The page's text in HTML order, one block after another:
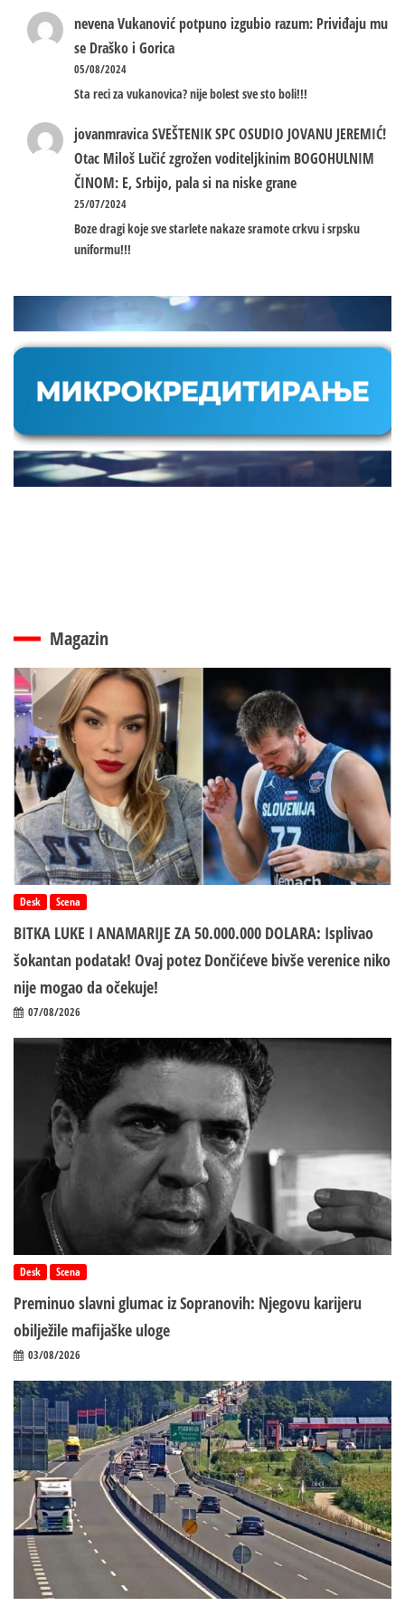
nevenaVukanović potpuno izgubio razum: Priviđaju mu
se Draško i Gorica
05/08/2024
Sta reci za vukanovica? nije bolest sve sto boli!!!
jovanmravicaSVEŠTENIK SPC OSUDIO JOVANU JEREMIĆ!
Otac Miloš Lučić zgrožen voditeljkinim BOGOHULNIM
ČINOM: E, Srbijo, pala si na niske grane
25/07/2024
Boze dragi koje sve starlete nakaze sramote crkvu i srpsku
uniformu!!!
Magazin
Desk Scena
BITKA LUKE I ANAMARIJE ZA 50.000.000 DOLARA: Isplivao
šokantan podatak! Ovaj potez Dončićeve bivše verenice niko
nije mogao da očekuje!
07/08/2026
Desk Scena
Preminuo slavni glumac iz Sopranovih: Njegovu karijeru
obilježile mafijaške uloge
03/08/2026